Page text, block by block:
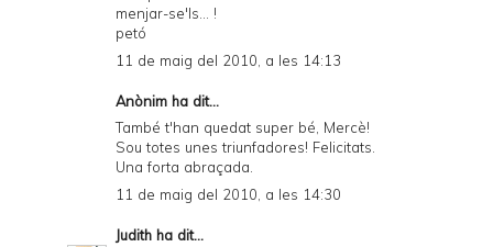
menjar-se'ls... !
petó
11 de maig del 2010, a les 14:13
Anònim ha dit...
També t'han quedat super bé, Mercè!
Sou totes unes triunfadores! Felicitats.
Una forta abraçada.
11 de maig del 2010, a les 14:30
Judith ha dit...